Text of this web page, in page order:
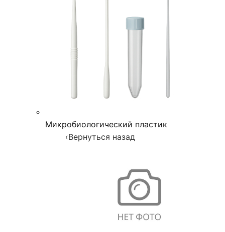
Микробиологический пластик
‹Вернуться назад